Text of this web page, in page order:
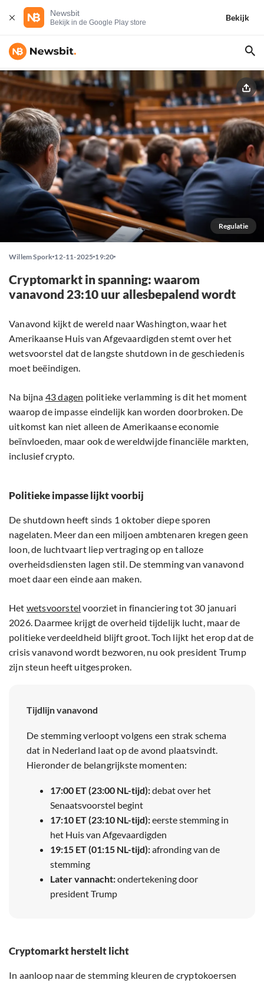
Newsbit
Bekijk in de Google Play store
Bekijk
Regulatie
Willem Spork 12-11-2025 19:20
Cryptomarkt in spanning: waarom
vanavond 23:10 uur allesbepalend wordt
Vanavond kijkt de wereld naar Washington, waar het
Amerikaanse Huis van Afgevaardigden stemt over het
wetsvoorstel dat de langste shutdown in de geschiedenis
moet beëindigen.
Na bijna 43 dagen politieke verlamming is dit het moment
waarop de impasse eindelijk kan worden doorbroken. De
uitkomst kan niet alleen de Amerikaanse economie
beïnvloeden, maar ook de wereldwijde financiële markten,
inclusief crypto.
Politieke impasse lijkt voorbij
De shutdown heeft sinds 1 oktober diepe sporen
nagelaten. Meer dan een miljoen ambtenaren kregen geen
loon, de luchtvaart liep vertraging op en talloze
overheidsdiensten lagen stil. De stemming van vanavond
moet daar een einde aan maken.
Het wetsvoorstel voorziet in financiering tot 30 januari
2026. Daarmee krijgt de overheid tijdelijk lucht, maar de
politieke verdeeldheid blijft groot. Toch lijkt het erop dat de
crisis vanavond wordt bezworen, nu ook president Trump
zijn steun heeft uitgesproken.
Tijdlijn vanavond
De stemming verloopt volgens een strak schema
dat in Nederland laat op de avond plaatsvindt.
Hieronder de belangrijkste momenten:
17:00 ET (23:00 NL-tijd):debat over het
Senaatsvoorstel begint
17:10 ET (23:10 NL-tijd):eerste stemming in
het Huis van Afgevaardigden
19:15 ET (01:15 NL-tijd):afronding van de
stemming
Later vannacht:ondertekening door
president Trump
Cryptomarkt herstelt licht
In aanloop naar de stemming kleuren de cryptokoersen